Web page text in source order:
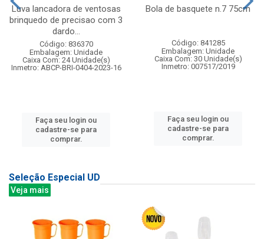
Luva lancadora de ventosas
brinquedo de precisao com 3
dardo...
Código: 836370
Embalagem: Unidade
Caixa Com: 24 Unidade(s)
Inmetro: ABCP-BRI-0404-2023-16
Faça seu login ou
cadastre-se para
comprar.
Bola de basquete n.7 75cm
Código: 841285
Embalagem: Unidade
Caixa Com: 30 Unidade(s)
Inmetro: 007517/2019
Faça seu login ou
cadastre-se para
comprar.
Seleção Especial UD
Veja mais